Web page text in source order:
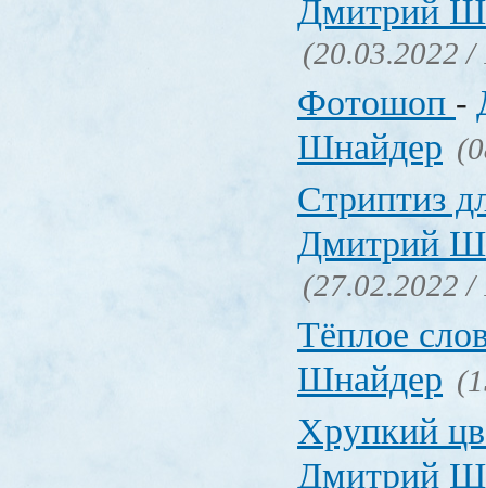
Дмитрий
(20.03.2022 /
Фотошоп -
Шнайдер
Стриптиз
Дмитрий
(27.02.2022 /
Тёплое
Шнайдер
Хрупкий
Дмитрий